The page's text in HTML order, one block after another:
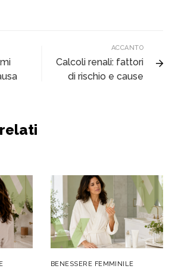
ACCANTO
Calcoli renali: fattori
di rischio e cause
BENESSERE FEMMINILE